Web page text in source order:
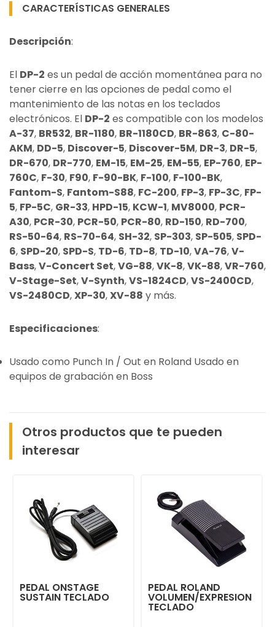
CARACTERÍSTICAS GENERALES
Descripción:
El DP-2 es un pedal de acción momentánea para no
tener cierre en las opciones de pedal como el
mantenimiento de las notas en los teclados
electrónicos. El DP-2 es compatible con los modelos
A-37, BR532, BR-1180, BR-1180CD, BR-863, C-80-
AKM, DD-5, Discover-5, Discover-5M, DR-3, DR-5,
DR-670, DR-770, EM-15, EM-25, EM-55, EP-760, EP-
760C, F-30, F90, F-90-BK, F-100, F-100-BK,
Fantom-S, Fantom-S88, FC-200, FP-3, FP-3C, FP-
5, FP-5C, GR-33, HPD-15, KCW-1, MV8000, PCR-
A30, PCR-30, PCR-50, PCR-80, RD-150, RD-700,
RS-50-64, RS-70-64, SH-32, SP-303, SP-505, SPD-
6, SPD-20, SPD-S, TD-6, TD-8, TD-10,VA-76,V-
Bass,V-Concert Set,VG-88,VK-8,VK-88,VR-760,
V-Stage-Set,V-Synth,VS-1824CD,VS-2400CD,
VS-2480CD,XP-30,XV-88 y más.
Especificaciones:
Usado como Punch In / Out en Roland Usado en
equipos de grabación en Boss
Otros productos que te pueden
interesar
PEDAL ONSTAGE
SUSTAIN TECLADO
PEDAL ROLAND
VOLUMEN/EXPRESION
TECLADO